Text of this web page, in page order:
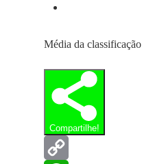
Média da classificação
Compartilhe!